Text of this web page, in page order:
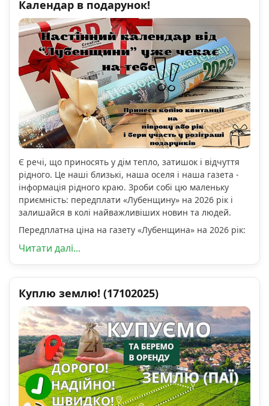
Календар в подарунок!
Є речі, що приносять у дім тепло, затишок і відчуття
рідного. Це наші близькі, наша оселя і наша газета -
інформація рідного краю. Зроби собі цю маленьку
приємність: передплати «Лубенщину» на 2026 рік і
залишайся в колі найважливіших новин та людей.
Передплатна ціна на газету «Лубенщина» на 2026 рік:
Читати далі...
Куплю землю! (17102025)